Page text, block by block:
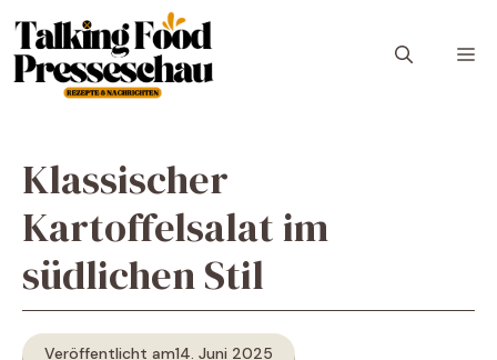
Inhalt
springen
Klassischer
Kartoffelsalat im
südlichen Stil
Veröffentlicht am14. Juni 2025